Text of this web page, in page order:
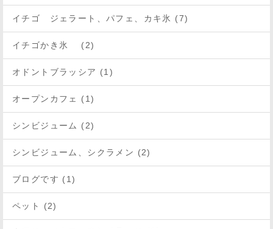
イチゴ ジェラート、パフェ、カキ氷 (7)
イチゴかき氷 (2)
オドントブラッシア (1)
オープンカフェ (1)
シンビジューム (2)
シンビジューム、シクラメン (2)
ブログです (1)
ペット (2)